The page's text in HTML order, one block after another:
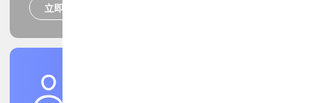
立即報名